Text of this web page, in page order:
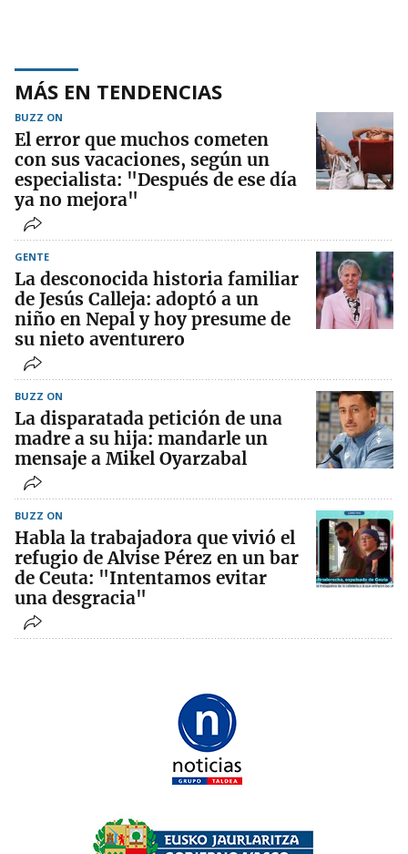
MÁS EN TENDENCIAS
BUZZ ON
El error que muchos cometen
con sus vacaciones, según un
especialista: "Después de ese día
ya no mejora"
GENTE
La desconocida historia familiar
de Jesús Calleja: adoptó a un
niño en Nepal y hoy presume de
su nieto aventurero
BUZZ ON
La disparatada petición de una
madre a su hija: mandarle un
mensaje a Mikel Oyarzabal
BUZZ ON
Habla la trabajadora que vivió el
refugio de Alvise Pérez en un bar
de Ceuta: "Intentamos evitar
una desgracia"